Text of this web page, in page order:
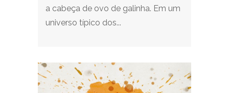
a cabeça de ovo de galinha. Em um
universo típico dos...